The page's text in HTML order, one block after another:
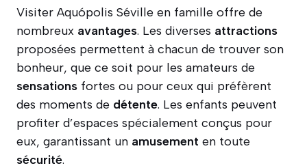
Visiter Aquópolis Séville en famille offre de
nombreux avantages. Les diverses attractions
proposées permettent à chacun de trouver son
bonheur, que ce soit pour les amateurs de
sensations fortes ou pour ceux qui préfèrent
des moments de détente. Les enfants peuvent
profiter d’espaces spécialement conçus pour
eux, garantissant un amusement en toute
sécurité.